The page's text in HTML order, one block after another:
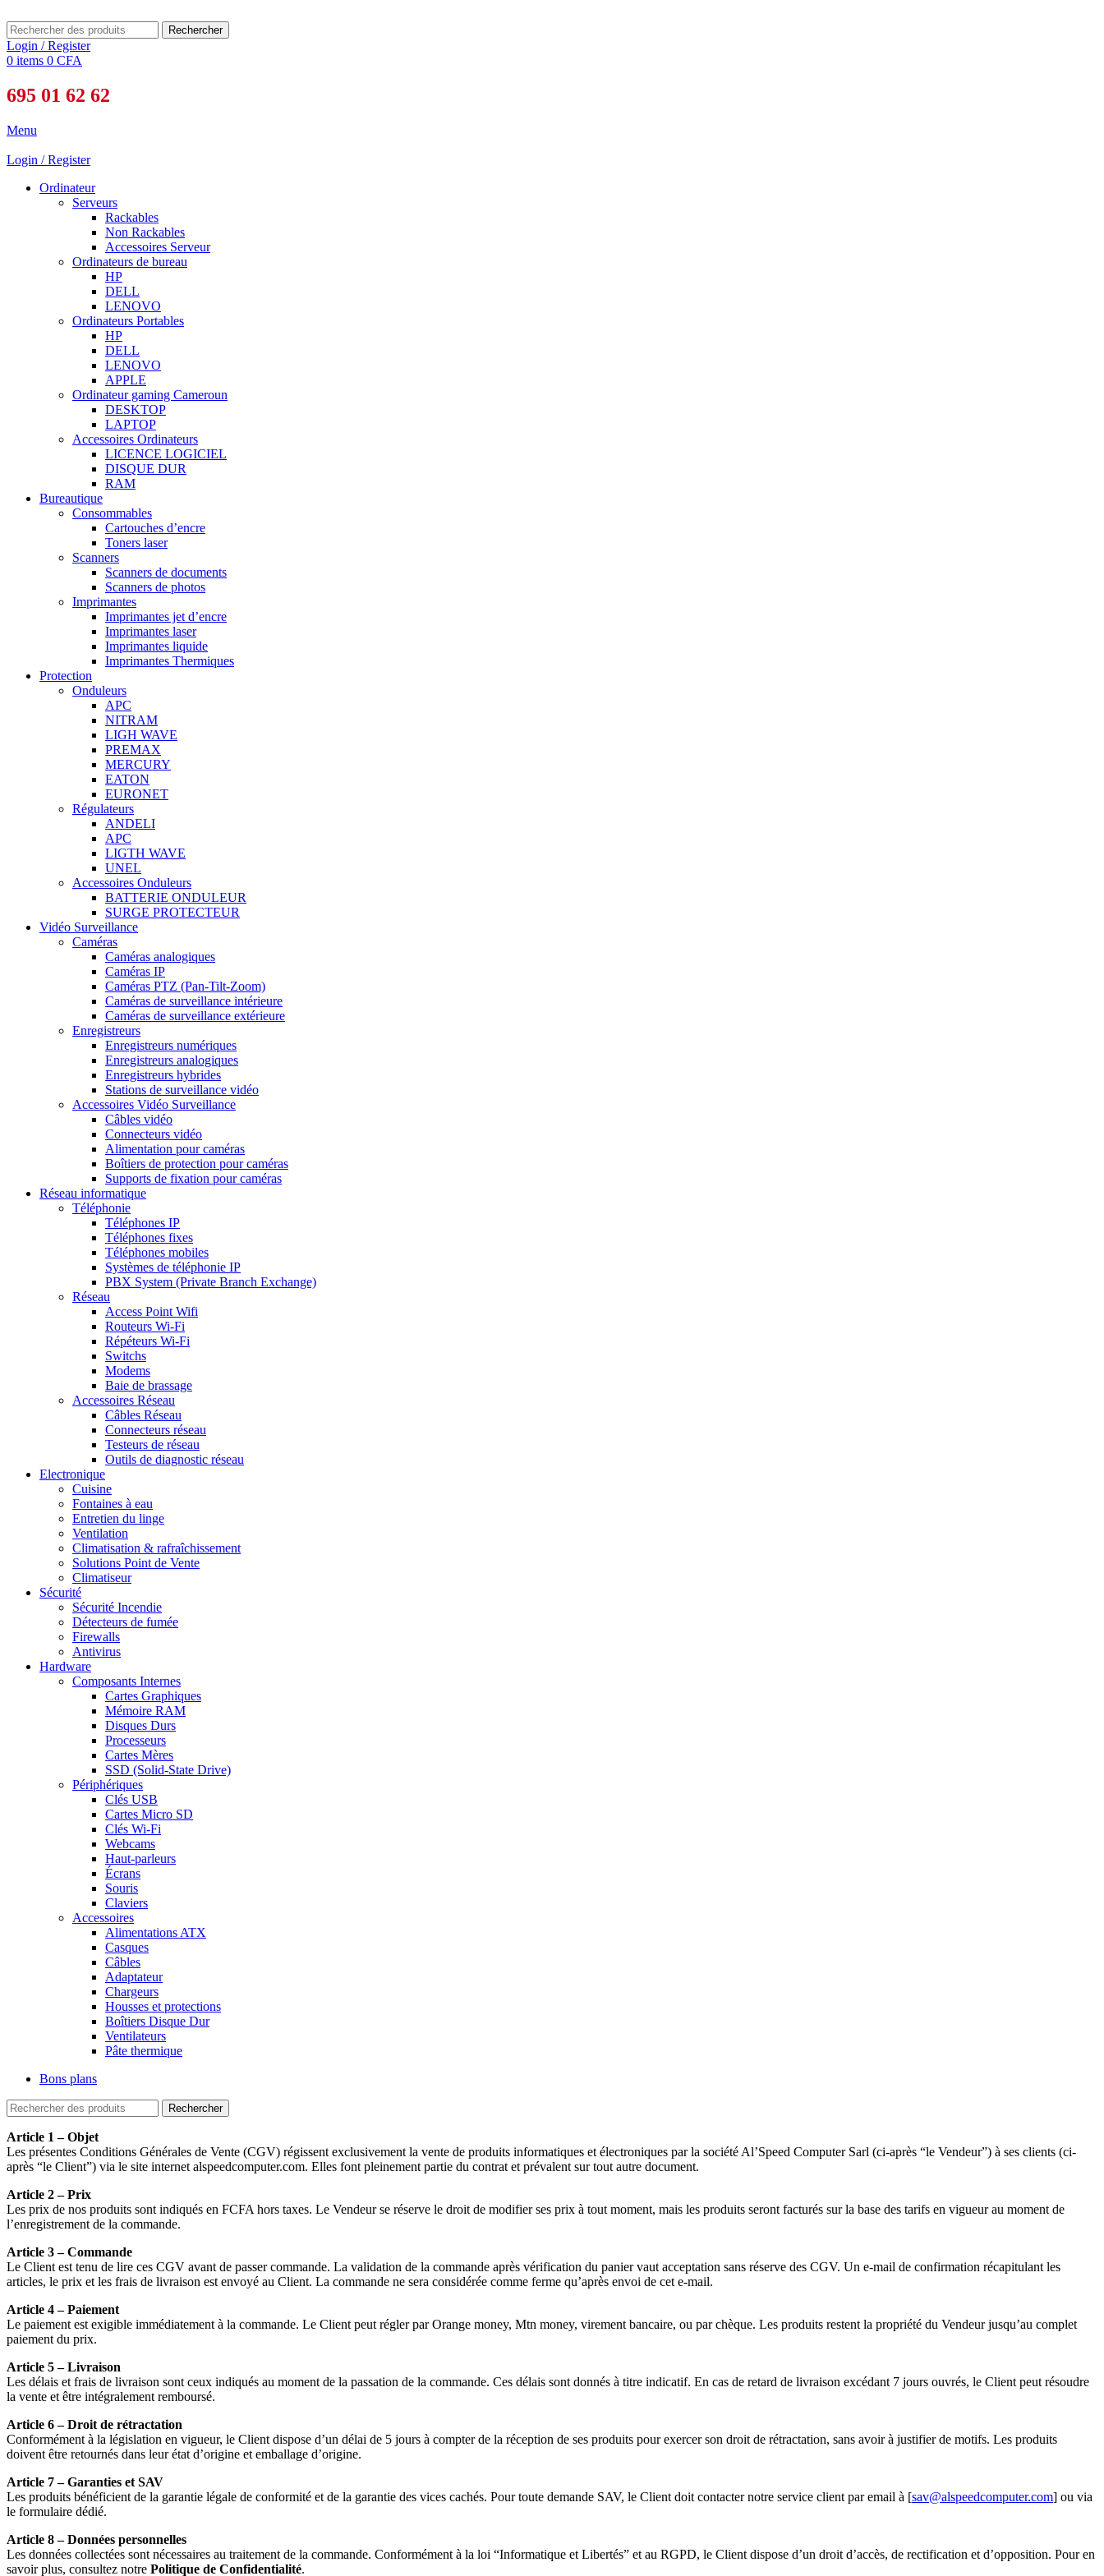
Rechercher
Login / Register
0 items 0 CFA
695 01 62 62
Menu
Login / Register
Ordinateur
Serveurs
Rackables
Non Rackables
Accessoires Serveur
Ordinateurs de bureau
HP
DELL
LENOVO
Ordinateurs Portables
HP
DELL
LENOVO
APPLE
Ordinateur gaming Cameroun
DESKTOP
LAPTOP
Accessoires Ordinateurs
LICENCE LOGICIEL
DISQUE DUR
RAM
Bureautique
Consommables
Cartouches d’encre
Toners laser
Scanners
Scanners de documents
Scanners de photos
Imprimantes
Imprimantes jet d’encre
Imprimantes laser
Imprimantes liquide
Imprimantes Thermiques
Protection
Onduleurs
APC
NITRAM
LIGH WAVE
PREMAX
MERCURY
EATON
EURONET
Régulateurs
ANDELI
APC
LIGTH WAVE
UNEL
Accessoires Onduleurs
BATTERIE ONDULEUR
SURGE PROTECTEUR
Vidéo Surveillance
Caméras
Caméras analogiques
Caméras IP
Caméras PTZ (Pan-Tilt-Zoom)
Caméras de surveillance intérieure
Caméras de surveillance extérieure
Enregistreurs
Enregistreurs numériques
Enregistreurs analogiques
Enregistreurs hybrides
Stations de surveillance vidéo
Accessoires Vidéo Surveillance
Câbles vidéo
Connecteurs vidéo
Alimentation pour caméras
Boîtiers de protection pour caméras
Supports de fixation pour caméras
Réseau informatique
Téléphonie
Téléphones IP
Téléphones fixes
Téléphones mobiles
Systèmes de téléphonie IP
PBX System (Private Branch Exchange)
Réseau
Access Point Wifi
Routeurs Wi-Fi
Répéteurs Wi-Fi
Switchs
Modems
Baie de brassage
Accessoires Réseau
Câbles Réseau
Connecteurs réseau
Testeurs de réseau
Outils de diagnostic réseau
Electronique
Cuisine
Fontaines à eau
Entretien du linge
Ventilation
Climatisation & rafraîchissement
Solutions Point de Vente
Climatiseur
Sécurité
Sécurité Incendie
Détecteurs de fumée
Firewalls
Antivirus
Hardware
Composants Internes
Cartes Graphiques
Mémoire RAM
Disques Durs
Processeurs
Cartes Mères
SSD (Solid-State Drive)
Périphériques
Clés USB
Cartes Micro SD
Clés Wi-Fi
Webcams
Haut-parleurs
Écrans
Souris
Claviers
Accessoires
Alimentations ATX
Casques
Câbles
Adaptateur
Chargeurs
Housses et protections
Boîtiers Disque Dur
Ventilateurs
Pâte thermique
Bons plans
Rechercher
Article 1 – Objet
Les présentes Conditions Générales de Vente (CGV) régissent exclusivement la vente de produits informatiques et électroniques par la société Al’Speed Computer Sarl (ci-après “le Vendeur”) à ses clients (ci-
après “le Client”) via le site internet alspeedcomputer.com. Elles font pleinement partie du contrat et prévalent sur tout autre document.
Article 2 – Prix
Les prix de nos produits sont indiqués en FCFA hors taxes. Le Vendeur se réserve le droit de modifier ses prix à tout moment, mais les produits seront facturés sur la base des tarifs en vigueur au moment de
l’enregistrement de la commande.
Article 3 – Commande
Le Client est tenu de lire ces CGV avant de passer commande. La validation de la commande après vérification du panier vaut acceptation sans réserve des CGV. Un e-mail de confirmation récapitulant les
articles, le prix et les frais de livraison est envoyé au Client. La commande ne sera considérée comme ferme qu’après envoi de cet e-mail.
Article 4 – Paiement
Le paiement est exigible immédiatement à la commande. Le Client peut régler par Orange money, Mtn money, virement bancaire, ou par chèque. Les produits restent la propriété du Vendeur jusqu’au complet
paiement du prix.
Article 5 – Livraison
Les délais et frais de livraison sont ceux indiqués au moment de la passation de la commande. Ces délais sont donnés à titre indicatif. En cas de retard de livraison excédant 7 jours ouvrés, le Client peut résoudre
la vente et être intégralement remboursé.
Article 6 – Droit de rétractation
Conformément à la législation en vigueur, le Client dispose d’un délai de 5 jours à compter de la réception de ses produits pour exercer son droit de rétractation, sans avoir à justifier de motifs. Les produits
doivent être retournés dans leur état d’origine et emballage d’origine.
Article 7 – Garanties et SAV
Les produits bénéficient de la garantie légale de conformité et de la garantie des vices cachés. Pour toute demande SAV, le Client doit contacter notre service client par email à [sav@alspeedcomputer.com] ou via
le formulaire dédié.
Article 8 – Données personnelles
Les données collectées sont nécessaires au traitement de la commande. Conformément à la loi “Informatique et Libertés” et au RGPD, le Client dispose d’un droit d’accès, de rectification et d’opposition. Pour en
savoir plus, consultez notre Politique de Confidentialité.